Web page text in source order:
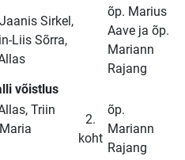
Sirkel,
Liis Sõrra,
õp. Marius
Aave ja õp.
Mariann
Rajang
võistlus
Triin
2.
koht
õp.
Mariann
Rajang